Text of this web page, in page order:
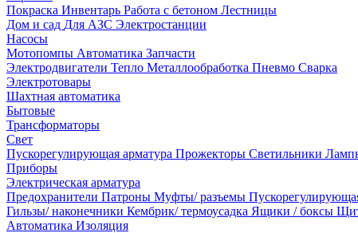
Покраска Инвентарь Работа с бетоном Лестницы
Дом и сад Для АЗС Электростанции
Насосы
Мотопомпы Автоматика Запчасти
Электродвигатели Тепло Металлообработка Пневмо Сварка
Электротовары
Шахтная автоматика
Бытовые
Трансформаторы
Свет
Пускорегулирующая арматура Прожекторы Светильники
Приборы
Электрическая арматура
Предохранители Патроны Муфты/ разъемы
Гильзы/ наконечники Кембрик/ термоусадка Ящики / боксы
Автоматика Изоляция